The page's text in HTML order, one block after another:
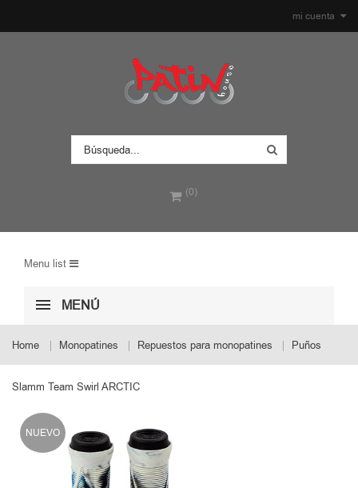
mi cuenta
(0)
Menu list
MENÚ
Home Monopatines Repuestos para monopatines Puños
Slamm Team Swirl ARCTIC
NUEVO